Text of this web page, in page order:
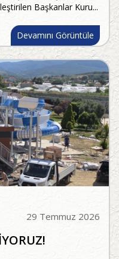
Başkanlar Kuru...
Devamını Görüntüle
29 Temmuz 2026